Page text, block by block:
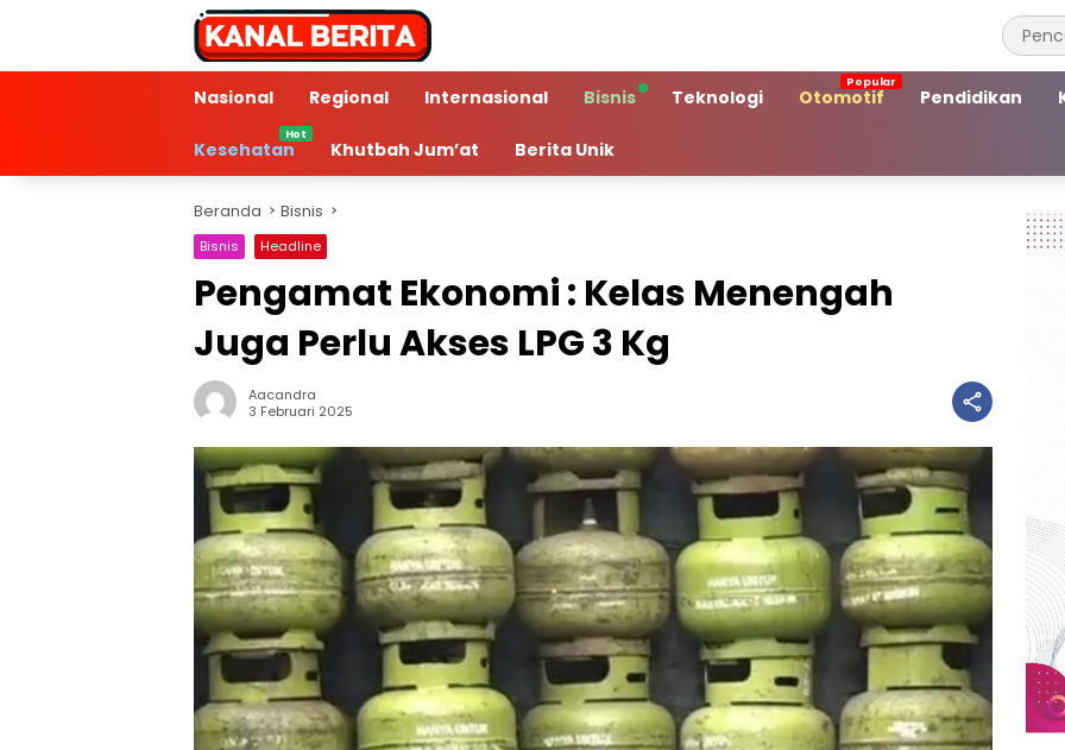
Nasional
Regional Internasional Bisnis Teknologi Otomotif Pendidikan
Kesehatan Khutbah Jum’at Berita Unik
Beranda Bisnis
Bisnis Headline
Pengamat Ekonomi : Kelas Menengah
Juga Perlu Akses LPG 3 Kg
Aacandra
3 Februari 2025